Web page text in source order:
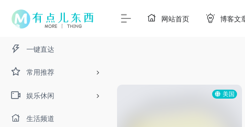
一键直达
常用推荐
娱乐休闲
生活频道
网站首页 博客文
美国